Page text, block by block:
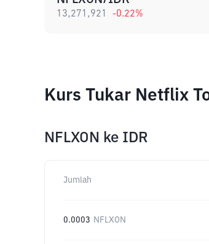
13,271,921 -0.22%
Kurs Tukar Netflix
NFLXON ke IDR
Jumlah
0.0003 NFLXON